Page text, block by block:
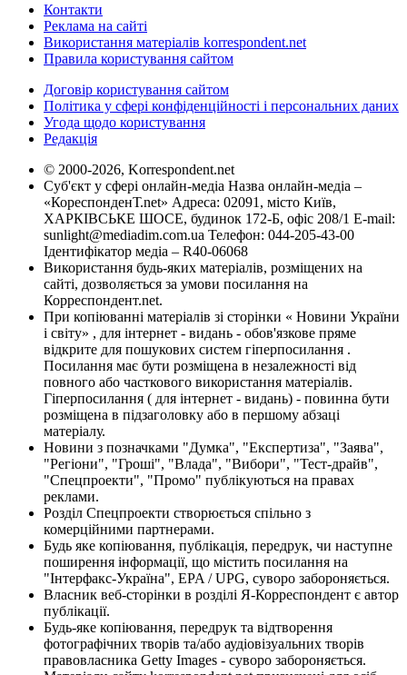
Контакти
Реклама на сайті
Використання матеріалів korrespondent.net
Правила користування сайтом
Договір користування сайтом
Політика у сфері конфіденційності і персональних даних
Угода щодо користування
Редакція
© 2000-2026, Korrespondent.net
Суб'єкт у сфері онлайн-медіа Назва онлайн-медіа –
«КореспонденТ.net» Адреса: 02091, місто Київ,
ХАРКІВСЬКЕ ШОСЕ, будинок 172-Б, офіс 208/1 E-mail:
sunlight@mediadim.com.ua Телефон: 044-205-43-00
Ідентифікатор медіа – R40-06068
Використання будь-яких матеріалів, розміщених на
сайті, дозволяється за умови посилання на
Корреспондент.net.
При копіюванні матеріалів зі сторінки « Новини України
і світу» , для інтернет - видань - обов'язкове пряме
відкрите для пошукових систем гіперпосилання .
Посилання має бути розміщена в незалежності від
повного або часткового використання матеріалів.
Гіперпосилання ( для інтернет - видань) - повинна бути
розміщена в підзаголовку або в першому абзаці
матеріалу.
Новини з позначками "Думка", "Експертиза", "Заява",
"Регіони", "Гроші", "Влада", "Вибори", "Тест-драйв",
"Спецпроекти", "Промо" публікуються на правах
реклами.
Розділ Спецпроекти створюється спільно з
комерційними партнерами.
Будь яке копіювання, публікація, передрук, чи наступне
поширення інформації, що містить посилання на
"Інтерфакс-Україна", EPA / UPG, суворо забороняється.
Власник веб-сторінки в розділі Я-Корреспондент є автор
публікації.
Будь-яке копіювання, передрук та відтворення
фотографічних творів та/або аудіовізуальних творів
правовласника Getty Images - суворо забороняється.